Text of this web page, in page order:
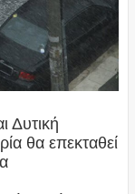
Δυτική
θα επεκταθεί